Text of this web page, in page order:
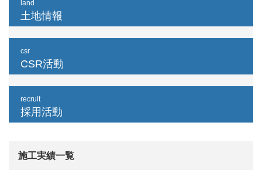
land
土地情報
csr
CSR活動
recruit
採用活動
施工実績一覧